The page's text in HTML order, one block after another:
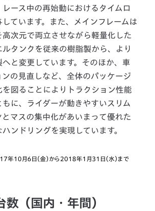
ース中の再始動におけるタイムロ
しています。また、メインフレームは
高次元で両立させながら軽量化した
ルタンクを従来の樹脂製から、より
と変更しています。そのほか、車
の見直しなど、全体のパッケージ
を図ることによりトラクション性能
もに、ライダーが動きやすいスリム
マスの集中化があいまって優れた
ンドリングを実現しています。
年10月6日（金）から2018年1月31日（水）まで
数（国内・年間）